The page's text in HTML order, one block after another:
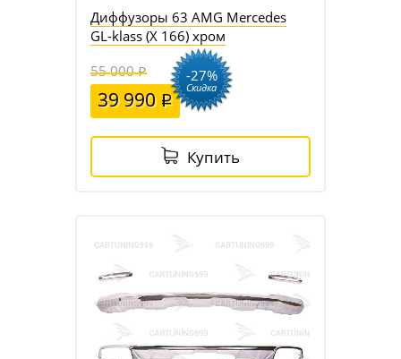
Диффузоры 63 AMG Mercedes
GL-klass (X 166) хром
55 000
39 990
-27%
Скидка
Купить